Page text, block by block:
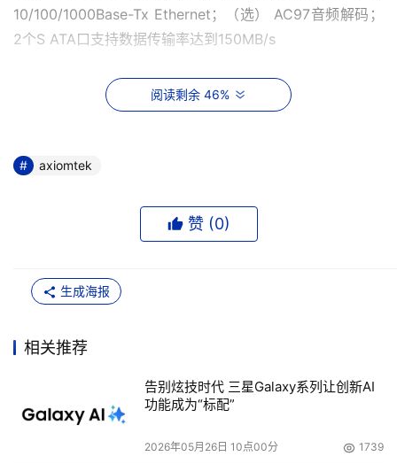
10/100/1000Base-Tx Ethernet；（选） AC97音频解码；
2个S ATA口支持数据传输率达到150MB/s
艾讯科技PANEL1150-675免费送你3”屏：
PANEL1150-675。配备有15.1” TFT 高亮度电阻式触摸
业平板电脑PANEL1150-675是一款功能齐备高成效的工业
PANEL1150-675免费送客户3”屏-----配备的是15.1” TFT
高亮度电阻式触摸屏，而市场售价与带12”显示器的同类产
阅读剩余 46%
axiomtek
赞 (0)
生成海报
相关推荐
告别炫技时代 三星Galaxy系列让创新AI
功能成为“标配”
2026年05月26日 10点00分 1739